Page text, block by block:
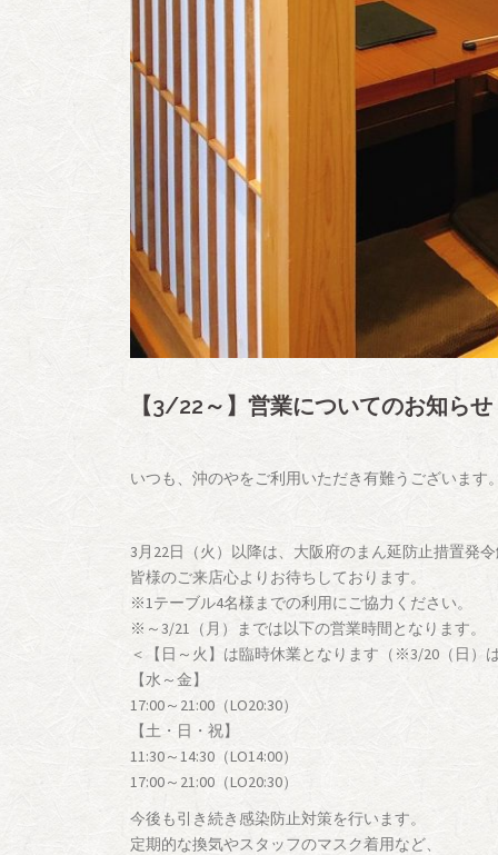
【3/22～】営業についてのお知らせ
いつも、沖のやをご利用いただき有難うございます
3月22日（火）以降は、大阪府のまん延防止措置発
皆様のご来店心よりお待ちしております。
※1テーブル4名様までの利用にご協力ください。
※～3/21（月）までは以下の営業時間となります。
＜【日～火】は臨時休業となります（※3/20（日）
【水～金】
17:00～21:00（LO20:30）
【土・日・祝】
11:30～14:30（LO14:00）
17:00～21:00（LO20:30）
今後も引き続き感染防止対策を行います。
定期的な換気やスタッフのマスク着用など、